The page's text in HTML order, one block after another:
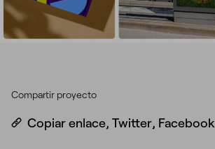
Compartir proyecto
Copiar enlace, Twitter, Facebook